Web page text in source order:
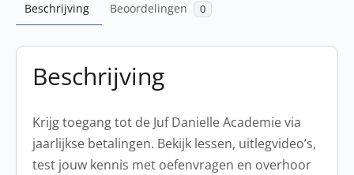
Beschrijving Beoordelingen 0
Beschrijving
Krijg toegang tot de Juf Danielle Academie via
jaarlijkse betalingen. Bekijk lessen, uitlegvideo’s,
test jouw kennis met oefenvragen en overhoor